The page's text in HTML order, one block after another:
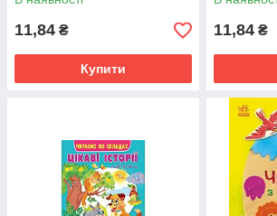
11,84 ₴
Купити
11,84 ₴